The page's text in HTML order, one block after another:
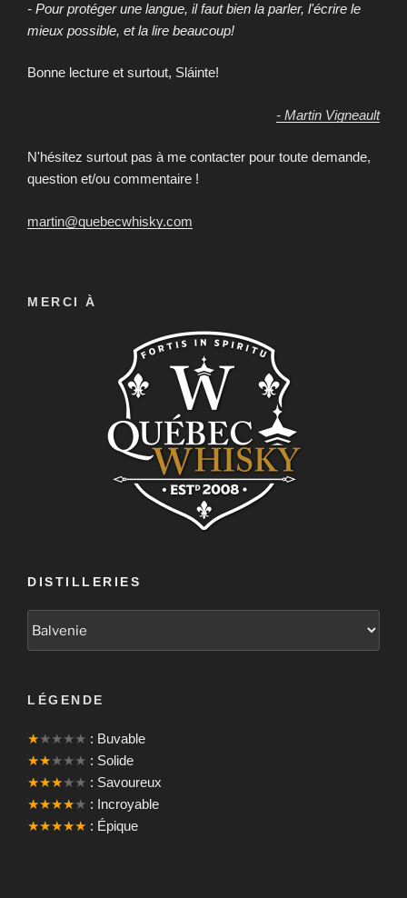
- Pour protéger une langue, il faut bien la parler, l'écrire le
mieux possible, et la lire beaucoup!
Bonne lecture et surtout, Sláinte!
- Martin Vigneault
N'hésitez surtout pas à me contacter pour toute demande,
question et/ou commentaire !
martin@quebecwhisky.com
MERCI À
DISTILLERIES
LÉGENDE
★★★★★ : Buvable
★★★★★ : Solide
★★★★★ : Savoureux
★★★★★ : Incroyable
★★★★★ : Épique